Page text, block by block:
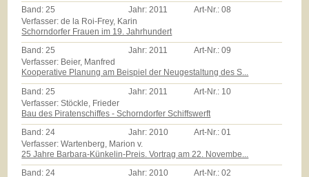
Band: 25 Jahr: 2011 Art-Nr.:08
Verfasser: de la Roi-Frey, Karin
Schorndorfer Frauen im 19. Jahrhundert
Band:25 Jahr:2011 Art-Nr.:09
Verfasser: Beier, Manfred
Kooperative Planung am Beispiel der Neugestaltung des S...
Band: 25 Jahr: 2011 Art-Nr.: 10
Verfasser: Stöckle, Frieder
Bau des Piratenschiffes - Schorndorfer Schiffswerft
Band:24 Jahr:2010 Art-Nr.:01
Verfasser: Wartenberg, Marion v.
25 Jahre Barbara-Künkelin-Preis. Vortrag am 22. Novembe...
Band:24 Jahr:2010 Art-Nr.:02